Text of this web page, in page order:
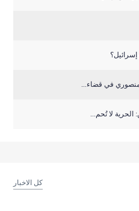
في قضاء...
الحرية لا تُحم...
كل الاخبار